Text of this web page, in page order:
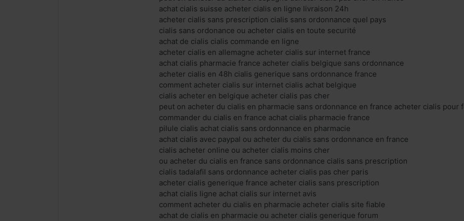
achat cialis suisse acheter cialis en ligne livraison 24h
acheter cialis sans prescription cialis sans ordonnance quel pays
cialis sans ordonance ou acheter cialis en toute securité
achat de cialis cialis commande en ligne
acheter cialis en allemagne acheter cialis sur internet france
achat cialis pharmacie france acheter cialis belgique sans ordonnance
acheter cialis en 48h cialis generique sans ordonnance france
comment acheter cialis sur internet cialis achat belgique
cialis acheter en belgique acheter cialis pas cher
peut on acheter du cialis en pharmacie sans ordonnance en france acheter cialis pour
commander du cialis en france achat cialis pharmacie france
pilule cialis achat cialis sans ordonnance en pharmacie
achat cialis avec paypal ou acheter du cialis sans ordonnance en france
cialis acheter online ou acheter cialis moins cher
ou acheter du cialis en france sans ordonnance cialis sans prescription
cialis tadalafil sans ordonnance acheter cialis pas cher paris
acheter cialis generique france acheter cialis sans prescription
achat cialis ligne achat cialis sur internet avis
comment acheter du cialis en pharmacie acheter cialis site fiable
achat de cialis en pharmacie ou acheter cialis generique forum